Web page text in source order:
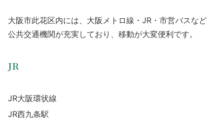
大阪市此花区内には、大阪メトロ線・JR・市営バスなど
公共交通機関が充実しており、移動が大変便利です。
JR
JR大阪環状線
JR西九条駅